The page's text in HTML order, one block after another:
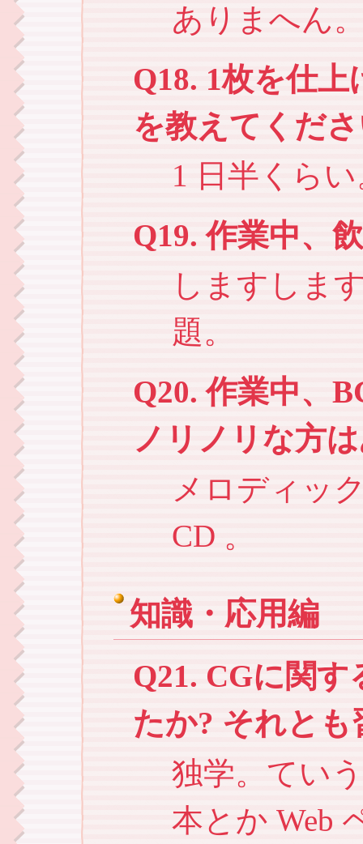
ありまへん
Q18. 1枚を仕
を教えてくだ
1 日半くら
Q19. 作業中、
しますしま
題。
Q20. 作業中、
ノリノリな方
メロディッ
CD 。
知識・応用編
Q21. CGに関
たか? それと
独学。てい
本とか Web